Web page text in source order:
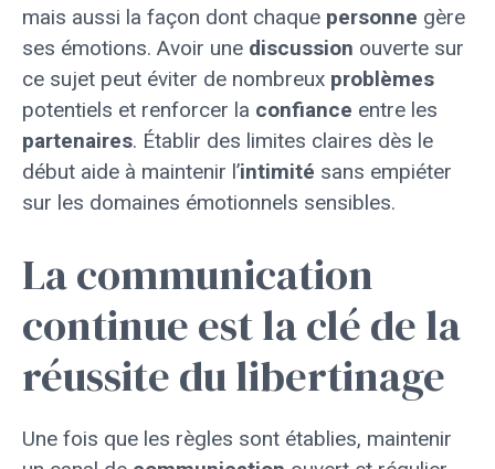
mais aussi la façon dont chaque personne gère
ses émotions. Avoir une discussion ouverte sur
ce sujet peut éviter de nombreux problèmes
potentiels et renforcer la confiance entre les
partenaires. Établir des limites claires dès le
début aide à maintenir l’intimité sans empiéter
sur les domaines émotionnels sensibles.
La communication
continue est la clé de la
réussite du libertinage
Une fois que les règles sont établies, maintenir